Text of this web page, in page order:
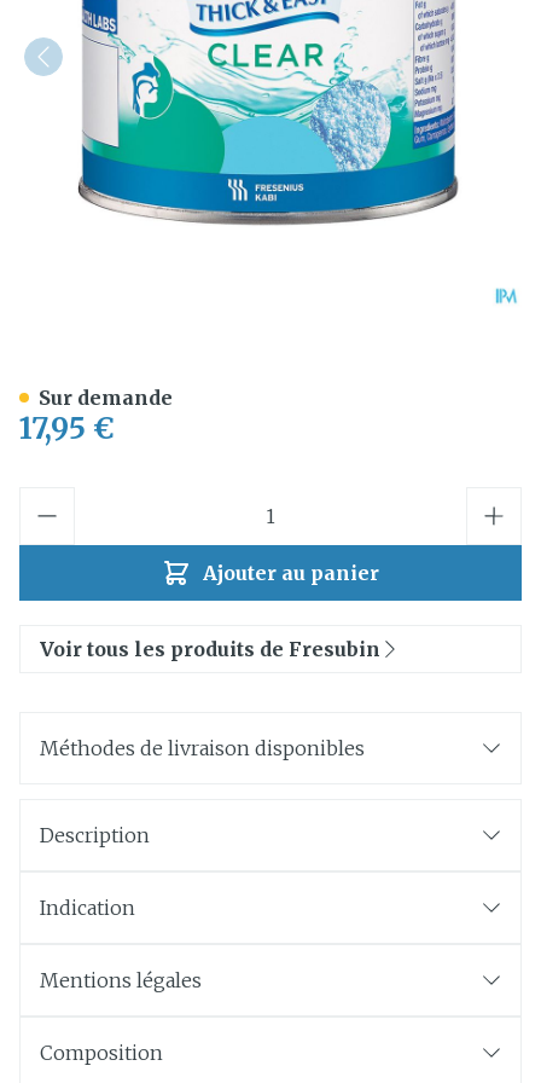
17,95 €
Ajouter au panier
Sur demande
Voir tous les produits de Fresubin
Méthodes de livraison disponibles
Description
Indication
Mentions légales
Composition